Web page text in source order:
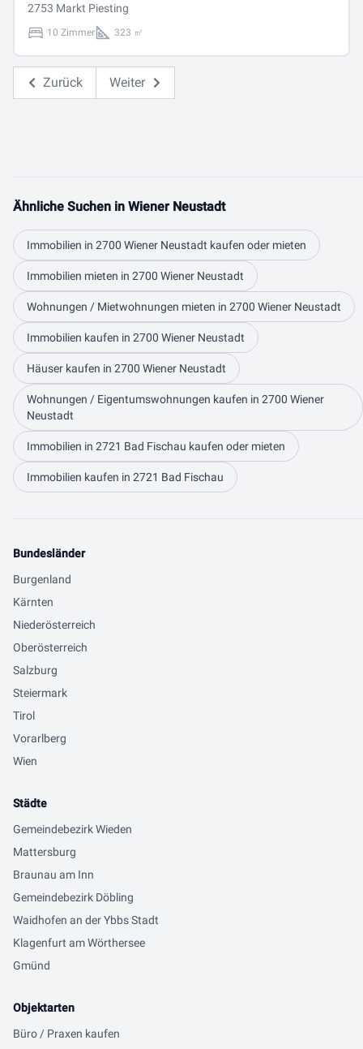
2753 Markt Piesting
10 Zimmer 323 ㎡
Zurück Weiter
Ähnliche Suchen in Wiener Neustadt
Immobilien in 2700 Wiener Neustadt kaufen oder mieten
Immobilien mieten in 2700 Wiener Neustadt
Wohnungen / Mietwohnungen mieten in 2700 Wiener Neustadt
Immobilien kaufen in 2700 Wiener Neustadt
Häuser kaufen in 2700 Wiener Neustadt
Wohnungen / Eigentumswohnungen kaufen in 2700 Wiener
Neustadt
Immobilien in 2721 Bad Fischau kaufen oder mieten
Immobilien kaufen in 2721 Bad Fischau
Bundesländer
Burgenland
Kärnten
Niederösterreich
Oberösterreich
Salzburg
Steiermark
Tirol
Vorarlberg
Wien
Städte
Gemeindebezirk Wieden
Mattersburg
Braunau am Inn
Gemeindebezirk Döbling
Waidhofen an der Ybbs Stadt
Klagenfurt am Wörthersee
Gmünd
Objektarten
Büro / Praxen kaufen